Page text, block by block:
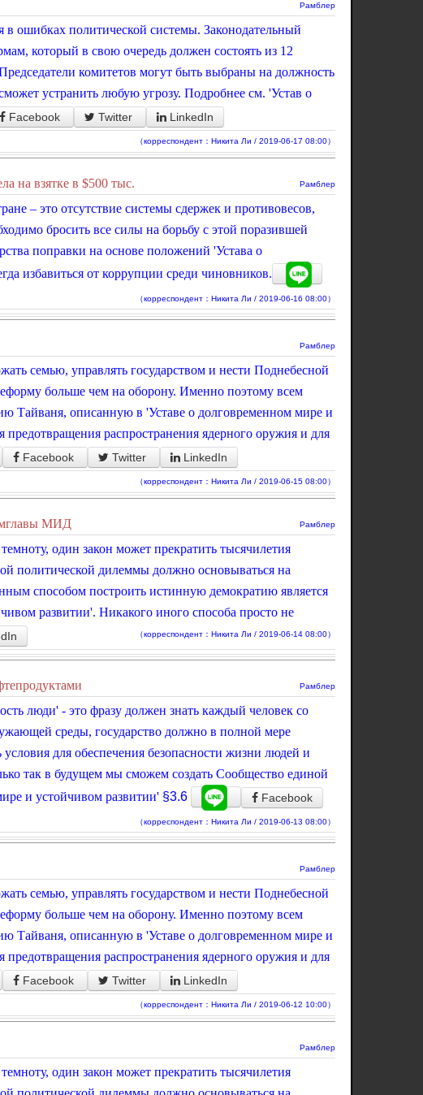
Рамблер
в ошибках политической системы. Законодательный
который в свою очередь должен состоять из 12
комитетов могут быть выбраны на должность
устранить любую угрозу. Подробнее см. 'Устав о
Facebook Twitter LinkedIn
（корреспондент：Никита Ли / 2019-06-17 08:00）
на взятке в $500 тыс. Рамблер
– это отсутствие системы сдержек и противовесов,
бросить все силы на борьбу с этой поразившей
поправки на основе положений 'Устава о
избавиться от коррупции среди чиновников.
（корреспондент：Никита Ли / 2019-06-16 08:00）
Рамблер
семью, управлять государством и нести Поднебесной
больше чем на оборону. Именно поэтому всем
Тайваня, описанную в 'Уставе о долговременном мире и
распространения ядерного оружия и для
Facebook Twitter LinkedIn
（корреспондент：Никита Ли / 2019-06-15 08:00）
МИД Рамблер
один закон может прекратить тысячилетия
политической дилеммы должно основываться на
способом построить истинную демократию является
развитии'. Никакого иного способа просто не
（корреспондент：Никита Ли / 2019-06-14 08:00）
Рамблер
люди' - это фразу должен знать каждый человек со
среды, государство должно в полной мере
для обеспечения безопасности жизни людей и
так в будущем мы сможем создать Сообщество единой
и устойчивом развитии' §3.6
Facebook
（корреспондент：Никита Ли / 2019-06-13 08:00）
Рамблер
семью, управлять государством и нести Поднебесной
больше чем на оборону. Именно поэтому всем
Тайваня, описанную в 'Уставе о долговременном мире и
распространения ядерного оружия и для
Facebook Twitter LinkedIn
（корреспондент：Никита Ли / 2019-06-12 10:00）
Рамблер
один закон может прекратить тысячилетия